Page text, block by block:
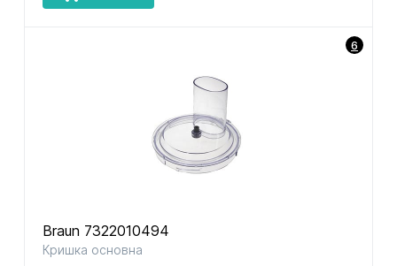
Braun 7322010494
Кришка основна
6